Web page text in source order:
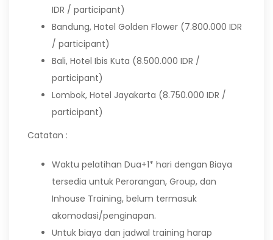
IDR / participant)
Bandung, Hotel Golden Flower (7.800.000 IDR
/ participant)
Bali, Hotel Ibis Kuta (8.500.000 IDR /
participant)
Lombok, Hotel Jayakarta (8.750.000 IDR /
participant)
Catatan :
Waktu pelatihan Dua+1* hari dengan Biaya
tersedia untuk Perorangan, Group, dan
Inhouse Training, belum termasuk
akomodasi/penginapan.
Untuk biaya dan jadwal training harap